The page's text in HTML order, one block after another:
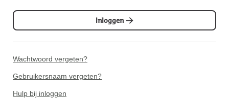
Inloggen
Wachtwoord vergeten?
Gebruikersnaam vergeten?
Hulp bij inloggen